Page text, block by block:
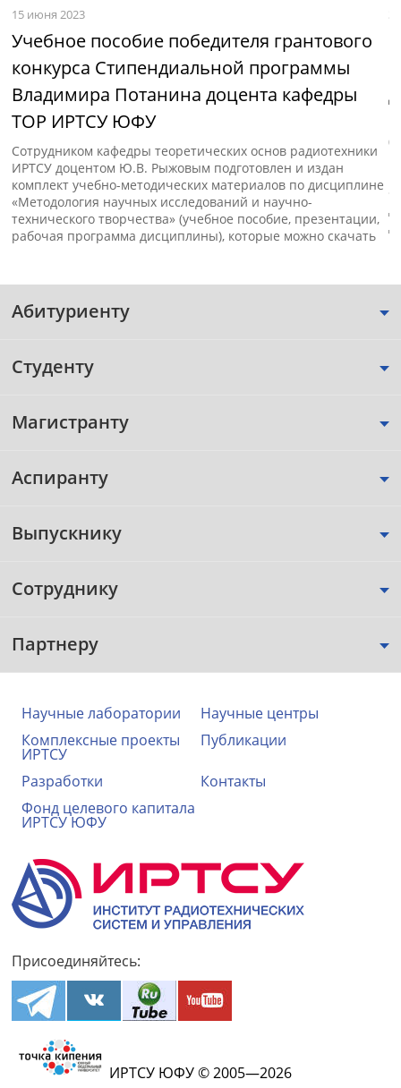
15 июня 2023
Учебное пособие победителя грантового
конкурса Стипендиальной программы
Владимира Потанина доцента кафедры
ТОР ИРТСУ ЮФУ
Сотрудником кафедры теоретических основ радиотехники
ИРТСУ доцентом Ю.В. Рыжовым подготовлен и издан
комплект учебно-методических материалов по дисциплине
«Методология научных исследований и научно-
технического творчества» (учебное пособие, презентации,
рабочая программа дисциплины), которые можно скачать
3
Абитуриенту
Студенту
Магистранту
Аспиранту
Выпускнику
Сотруднику
Партнеру
Научные лаборатории
Научные центры
Комплексные проекты
ИРТСУ
Публикации
Разработки
Контакты
Фонд целевого капитала
ИРТСУ ЮФУ
Присоединяйтесь:
ИРТСУ ЮФУ © 2005—2026